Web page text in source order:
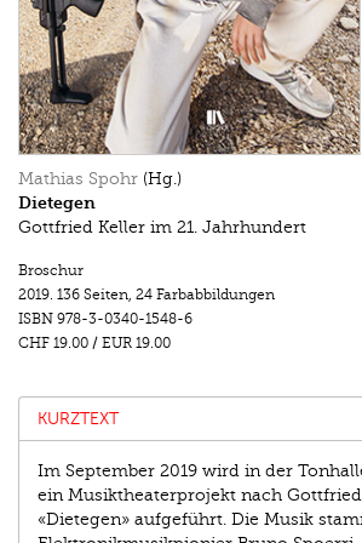
Mathias Spohr (Hg.)
Dietegen
Gottfried Keller im 21. Jahrhundert
Broschur
2019. 136 Seiten, 24 Farbabbildungen
ISBN 978-3-0340-1548-6
CHF 19.00 / EUR 19.00
KURZTEXT
Im September 2019 wird in der
ein Musiktheaterprojekt nach
«Dietegen» aufgeführt. Die Musik